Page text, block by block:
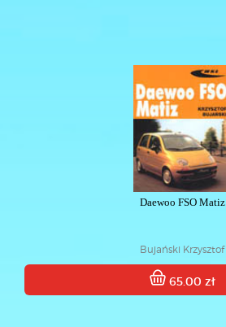
Daewoo FSO Matiz
Bujański Krzysztof
65.00 zł